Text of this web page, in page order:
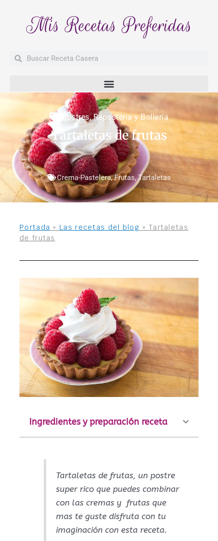
Mis Recetas Preferidas
BuscarBuscar
Postres,Repostería y Bollería
Tartaletas de frutas
Crema-Pastelera,Frutas,Tartaletas
Portada » Las recetas del blog » Tartaletas
de frutas
Ingredientes y preparación receta
Tartaletas de frutas, un postre
super rico que puedes combinar
con las cremas y frutas que
mas te guste disfruta con tu
imaginación con esta receta.